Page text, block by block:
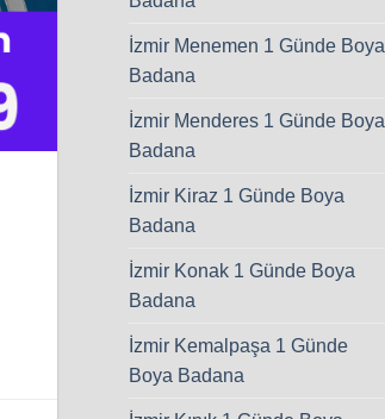
İzmir Menemen 1 Günde Boya
Badana
İzmir Menderes 1 Günde Boya
Badana
İzmir Kiraz 1 Günde Boya
Badana
İzmir Konak 1 Günde Boya
Badana
İzmir Kemalpaşa 1 Günde
Boya Badana